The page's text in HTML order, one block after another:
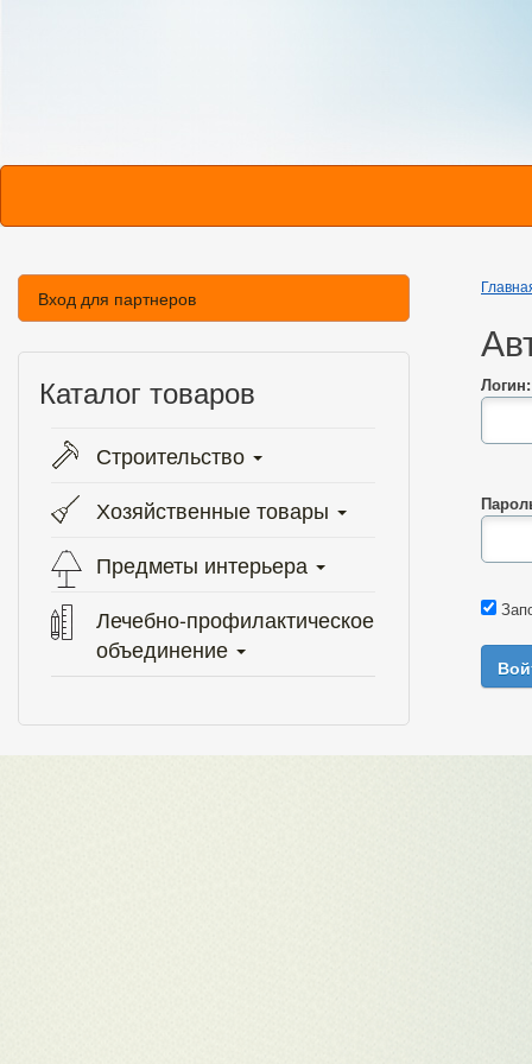
Вход для партнеров
Каталог товаров
Строительство
Хозяйственные товары
Предметы интерьера
Лечебно-профилактическое
объединение
Логин: